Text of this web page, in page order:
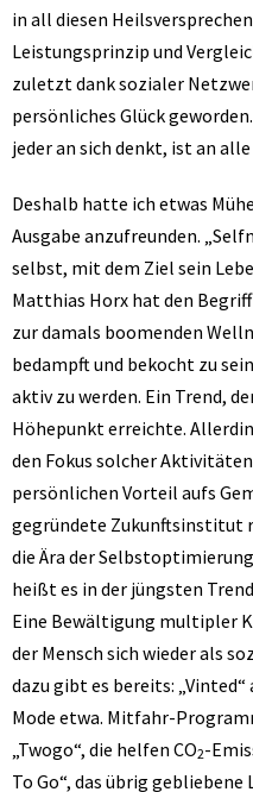
in all diesen
Leistungsprinzip und
zuletzt dank sozialer
persönliches Glück
jeder an sich denkt, ist an
Deshalb hatte ich etwas
Ausgabe anzufreunden.
selbst, mit dem Ziel sein
Matthias Horx hat den
zur damals boomenden
bedampft und bekocht zu
aktiv zu werden. Ein Trend,
Höhepunkt erreichte.
den Fokus solcher
persönlichen Vorteil aufs
gegründete Zukunftsinstitut
die Ära der
heißt es in der jüngsten
Eine Bewältigung multipler
der Mensch sich wieder als
dazu gibt es bereits:
Mode etwa. Mitfahr-
„Twogo“, die helfen CO2-
To Go“, das übrig